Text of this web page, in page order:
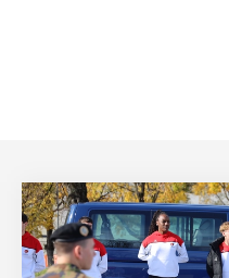
ER sport d'élite : le